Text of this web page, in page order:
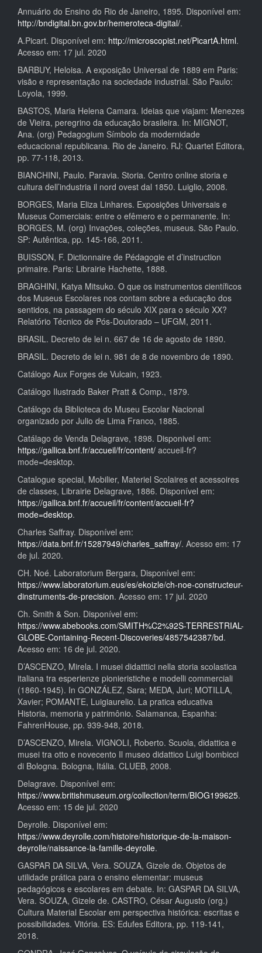
Annuário do Ensino do Rio de Janeiro, 1895. Disponível em:
http://bndigital.bn.gov.br/hemeroteca-digital/.
A.Picart. Disponível em: http://microscopist.net/PicartA.html.
Acesso em: 17 jul. 2020
BARBUY, Heloisa. A exposição Universal de 1889 em Paris:
visão e representação na sociedade industrial. São Paulo:
Loyola, 1999.
BASTOS, Maria Helena Camara. Ideias que viajam: Menezes
de Vieira, peregrino da educação brasileira. In: MIGNOT,
Ana. (org) Pedagogium Símbolo da modernidade
educacional republicana. Rio de Janeiro. RJ: Quartet Editora,
pp. 77-118, 2013.
BIANCHINI, Paulo. Paravia. Storia. Centro online storia e
cultura dell’industria il nord ovest dal 1850. Luiglio, 2008.
BORGES, Maria Eliza Linhares. Exposições Universais e
Museus Comerciais: entre o efêmero e o permanente. In:
BORGES, M. (org) Invações, coleções, museus. São Paulo.
SP: Autêntica, pp. 145-166, 2011.
BUISSON, F. Dictionnaire de Pédagogie et d’instruction
primaire. Paris: Librairie Hachette, 1888.
BRAGHINI, Katya Mitsuko. O que os instrumentos científicos
dos Museus Escolares nos contam sobre a educação dos
sentidos, na passagem do século XIX para o século XX?
Relatório Técnico de Pós-Doutorado – UFGM, 2011.
BRASIL. Decreto de lei n. 667 de 16 de agosto de 1890.
BRASIL. Decreto de lei n. 981 de 8 de novembro de 1890.
Catálogo Aux Forges de Vulcain, 1923.
Catálogo Ilustrado Baker Pratt & Comp., 1879.
Catálogo da Biblioteca do Museu Escolar Nacional
organizado por Julio de Lima Franco, 1885.
Catálago de Venda Delagrave, 1898. Disponivel em:
https://gallica.bnf.fr/accueil/fr/content/ accueil-fr?
mode=desktop.
Catalogue special, Mobilier, Materiel Scolaires et acessoires
de classes, Librairie Delagrave, 1886. Disponível em:
https://gallica.bnf.fr/accueil/fr/content/accueil-fr?
mode=desktop.
Charles Saffray. Disponível em:
https://data.bnf.fr/15287949/charles_saffray/. Acesso em: 17
de jul. 2020.
CH. Noé. Laboratorium Bergara, Disponível em:
https://www.laboratorium.eus/es/ekoizle/ch-noe-constructeur-
dinstruments-de-precision. Acesso em: 17 jul. 2020
Ch. Smith & Son. Disponível em:
https://www.abebooks.com/SMITH%C2%92S-TERRESTRIAL-
GLOBE-Containing-Recent-Discoveries/4857542387/bd.
Acesso em: 16 de jul. 2020.
D’ASCENZO, Mirela. I musei didatttici nella storia scolastica
italiana tra esperienze pionieristiche e modelli commerciali
(1860-1945). In GONZÁLEZ, Sara; MEDA, Juri; MOTILLA,
Xavier; POMANTE, Luigiaurelio. La pratica educativa
Historia, memoria y patrimônio. Salamanca, Espanha:
FahrenHouse, pp. 939-948, 2018.
D’ASCENZO, Mirela. VIGNOLI, Roberto. Scuola, didattica e
musei tra otto e novecento Il museo didattico Luigi bombicci
di Bologna. Bologna, Itália. CLUEB, 2008.
Delagrave. Disponível em:
https://www.britishmuseum.org/collection/term/BIOG199625.
Acesso em: 15 de jul. 2020
Deyrolle. Disponível em:
https://www.deyrolle.com/histoire/historique-de-la-maison-
deyrolle/naissance-la-famille-deyrolle.
GASPAR DA SILVA, Vera. SOUZA, Gizele de. Objetos de
utilidade prática para o ensino elementar: museus
pedagógicos e escolares em debate. In: GASPAR DA SILVA,
Vera. SOUZA, Gizele de. CASTRO, César Augusto (org.)
Cultura Material Escolar em perspectiva histórica: escritas e
possibilidades. Vitória. ES: Edufes Editora, pp. 119-141,
2018.